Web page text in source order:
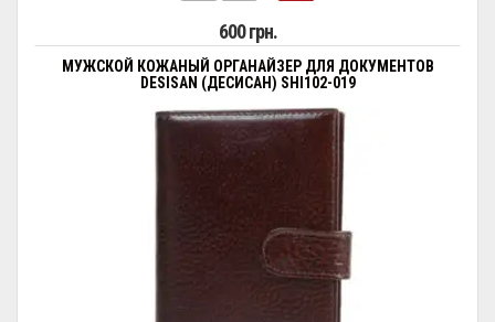
600 грн.
МУЖСКОЙ КОЖАНЫЙ ОРГАНАЙЗЕР ДЛЯ ДОКУМЕНТОВ
DESISAN (ДЕСИСАН) SHI102-019